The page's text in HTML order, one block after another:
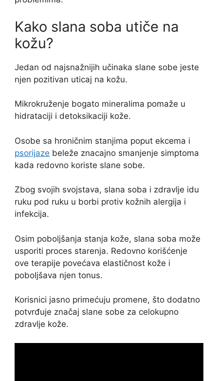
Kako slana soba utiče na
kožu?
Jedan od najsnažnijih učinaka slane sobe jeste
njen pozitivan uticaj na kožu.
Mikrokruženje bogato mineralima pomaže u
hidrataciji i detoksikaciji kože.
Osobe sa hroničnim stanjima poput ekcema i
psorijaze beleže znacajno smanjenje simptoma
kada redovno koriste slane sobe.
Zbog svojih svojstava, slana soba i zdravlje idu
ruku pod ruku u borbi protiv kožnih alergija i
infekcija.
Osim poboljšanja stanja kože, slana soba može
usporiti proces starenja. Redovno korišćenje
ove terapije povećava elastičnost kože i
poboljšava njen tonus.
Korisnici jasno primećuju promene, što dodatno
potvrđuje značaj slane sobe za celokupno
zdravlje kože.